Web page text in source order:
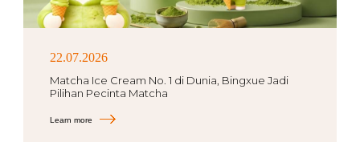
22.07.2026
Matcha Ice Cream No. 1 di Dunia, Bingxue Jadi
Pilihan Pecinta Matcha
Learn more